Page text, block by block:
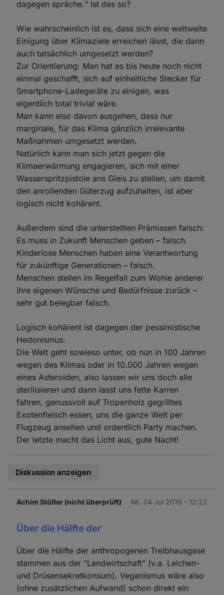
dagegen spräche.“ Ist das so?
Wie wahrscheinlich ist es, dass sich eine weltweite
Einigung über Klimaziele erreichen lässt, die dann
auch tatsächlich umgesetzt werden?
Zur Orientierung: Man hat es bis heute noch nicht
einmal geschafft, sich auf einheitliche Stecker für
Smartphone-Ladegeräte zu einigen, was
eigentlich total trivial wäre.
Man kann also davon ausgehen, dass nur
marginale, für das Klima gänzlich irrelevante
Maßnahmen umgesetzt werden.
Natürlich kann man sich jetzt gegen die
Klimaerwärmung engagieren, sich mit einer
Wasserspritzpistole ans Gleis zu stellen, um damit
den anrollenden Güterzug aufzuhalten, ist aber
logisch nicht kohärent.
Außerdem sind die unterstellten Prämissen falsch:
Es muss in Zukunft Menschen geben – falsch.
Kinderlose Menschen haben eine Verantwortung
für zukünftige Generationen – falsch.
Menschen stellen im Regelfall zum Wohle anderer
ihre eigenen Wünsche und Bedürfnisse zurück –
sehr gut belegbar falsch.
Logisch kohärent ist dagegen der pessimistische
Hedonismus:
Die Welt geht sowieso unter, ob nun in 100 Jahren
wegen des Klimas oder in 10.000 Jahren wegen
eines Asteroiden, also lassen wir uns doch alle
sterilisieren und dann lasst uns fette Karren
fahren, genussvoll auf Tropenholz gegrilltes
Exotenfleisch essen, uns die ganze Welt per
Flugzeug ansehen und ordentlich Party machen.
Der letzte macht das Licht aus, gute Nacht!
Diskussion anzeigen
Achim Stößer (nicht überprüft) Mi. 24 Jul 2019 - 12:22
Über die Hälfte der
Über die Hälfte der anthropogenen Treibhausgase
stammen aus der "Landwirtschaft" (v.a. Leichen-
und Drüsensekretkonsum). Veganismus wäre also
(ohne zusätzlichen Aufwand) schon direkt ein